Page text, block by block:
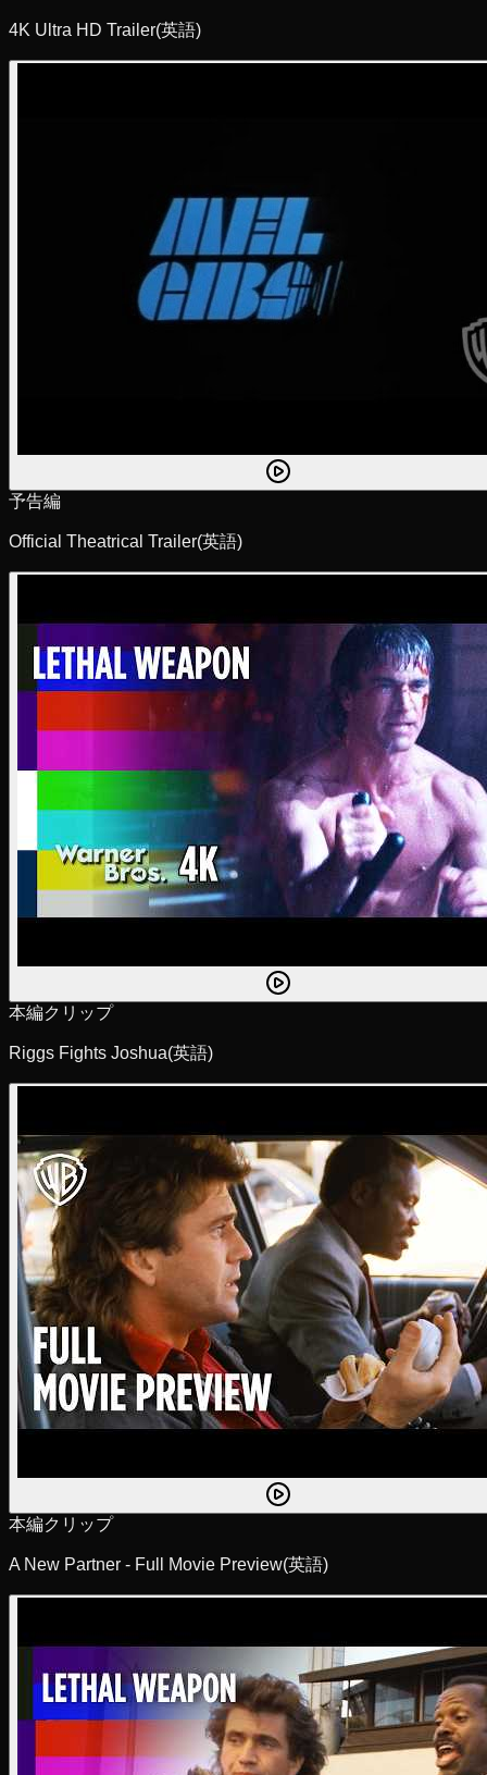
4K Ultra HD Trailer(英語)
予告編
Official Theatrical Trailer(英語)
本編クリップ
Riggs Fights Joshua(英語)
本編クリップ
A New Partner - Full Movie Preview(英語)